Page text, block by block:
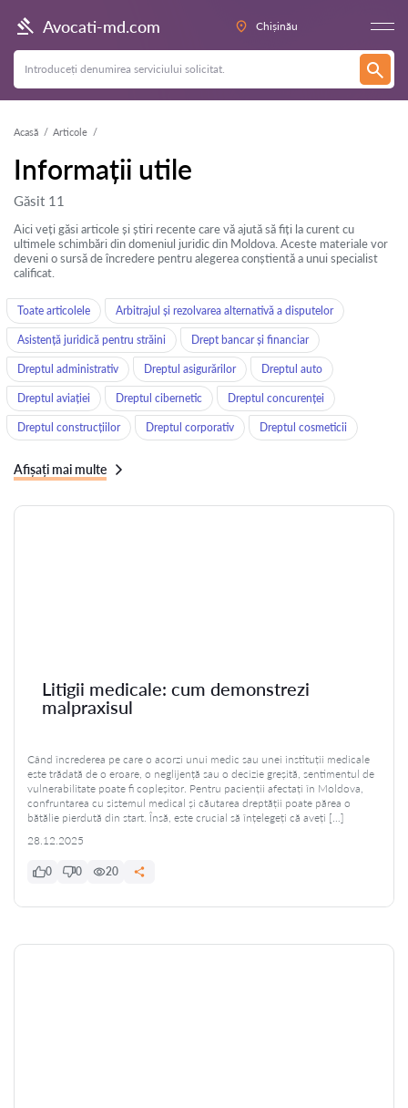
Avocati-md.com Chișinău
Acasă Articole
Informații utile
Găsit 11
Aici veți găsi articole și știri recente care vă ajută să fiți la curent cu
ultimele schimbări din domeniul juridic din Moldova. Aceste materiale vor
deveni o sursă de încredere pentru alegerea conștientă a unui specialist
calificat.
Toate articolele Arbitrajul și rezolvarea alternativă a disputelor
Asistență juridică pentru străini Drept bancar și financiar
Dreptul administrativ Dreptul asigurărilor Dreptul auto
Dreptul aviației Dreptul cibernetic Dreptul concurenței
Dreptul construcțiilor Dreptul corporativ Dreptul cosmeticii
Afișați mai multe
Litigii medicale: cum demonstrezi
malpraxisul
Când încrederea pe care o acorzi unui medic sau unei instituții medicale
este trădată de o eroare, o neglijență sau o decizie greșită, sentimentul de
vulnerabilitate poate fi copleșitor. Pentru pacienții afectați în Moldova,
confruntarea cu sistemul medical și căutarea dreptății poate părea o
bătălie pierdută din start. Însă, este crucial să înțelegeți că aveți […]
28.12.2025
0 0 20